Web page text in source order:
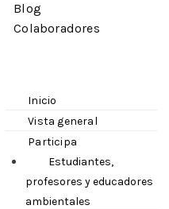
Blog
Colaboradores
Inicio
Vista general
Participa
Estudiantes,
profesores y educadores
ambientales